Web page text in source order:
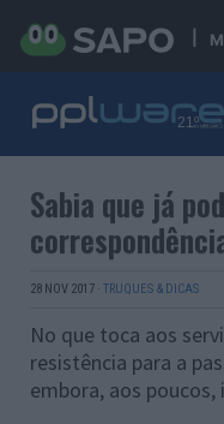
Sabia que já
28 NOV 2017 · TRUQUES & DICAS
No que toca aos
resistência para a
embora, aos poucos,